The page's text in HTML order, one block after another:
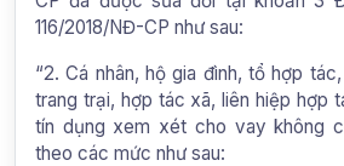
116/2018/NĐ-CP như sau:
“2. Cá nhân, hộ gia đình, tổ hợp
trang trại, hợp tác xã, liên hiệp hợp
tín dụng xem xét cho vay không
theo các mức như sau: